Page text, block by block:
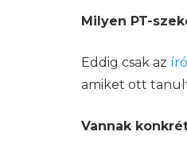
Milyen PT-
Eddig csak az
amiket ott
Vannak